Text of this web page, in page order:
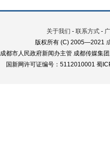
关于我们 - 联系方式 -
版权所有 (C) 2005—2021
成都市人民政府新闻办主管 成都传媒集
国新网许可证编号：5112010001 蜀